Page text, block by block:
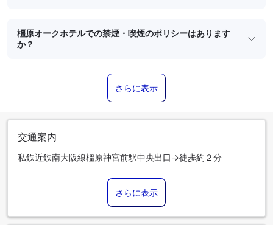
橿原オークホテルでの禁煙・喫煙のポリシーはあります
か？
さらに表示
交通案内
私鉄近鉄南大阪線橿原神宮前駅中央出口→徒歩約２分
さらに表示